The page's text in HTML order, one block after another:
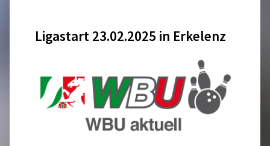
Terminänderung"
Ligastart 23.02.2025 in Erkelenz